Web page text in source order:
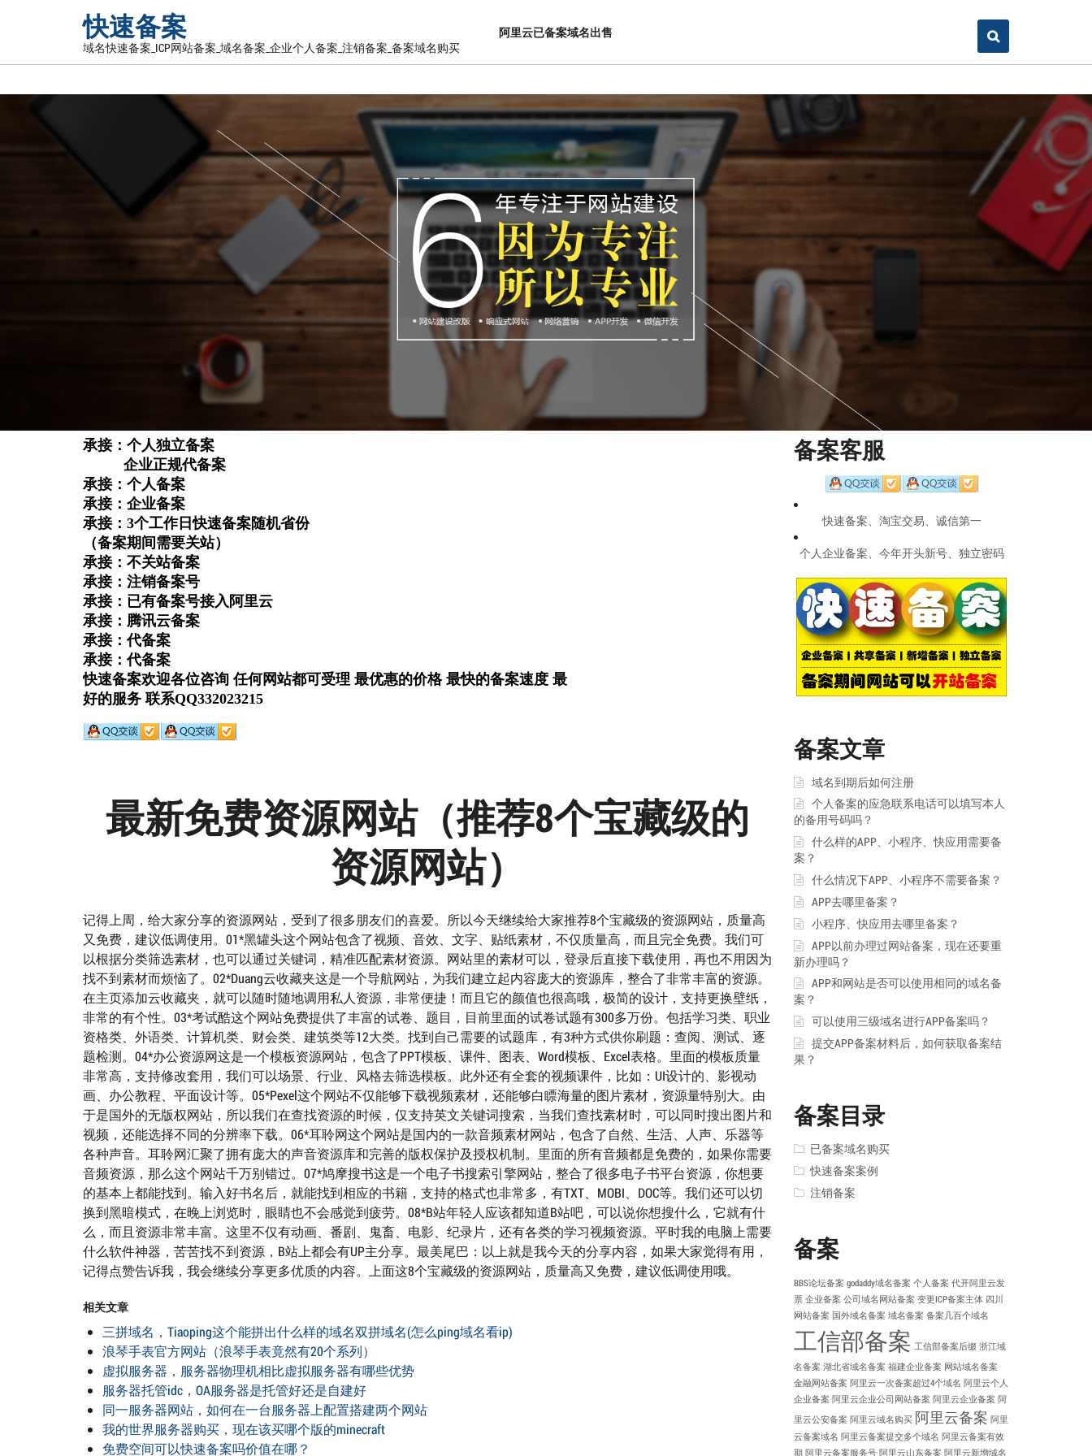
快速备案
域名快速备案_ICP网站备案_域名备案_企业个人备案_注销备案_备案域名购买
阿里云已备案域名出售
最新免费资源网站（推荐8个宝藏级的
资源网站）
记得上周，给大家分享的资源网站，受到了很多朋友们的喜爱。所以今天继续给大家推荐8个宝藏级的资源网站，质量高
又免费，建议低调使用。01*黑罐头这个网站包含了视频、音效、文字、贴纸素材，不仅质量高，而且完全免费。我们可
以根据分类筛选素材，也可以通过关键词，精准匹配素材资源。网站里的素材可以，登录后直接下载使用，再也不用因为
找不到素材而烦恼了。02*Duang云收藏夹这是一个导航网站，为我们建立起内容庞大的资源库，整合了非常丰富的资源。
在主页添加云收藏夹，就可以随时随地调用私人资源，非常便捷！而且它的颜值也很高哦，极简的设计，支持更换壁纸，
非常的有个性。03*考试酷这个网站免费提供了丰富的试卷、题目，目前里面的试卷试题有300多万份。包括学习类、职业
资格类、外语类、计算机类、财会类、建筑类等12大类。找到自己需要的试题库，有3种方式供你刷题：查阅、测试、逐
题检测。04*办公资源网这是一个模板资源网站，包含了PPT模板、课件、图表、Word模板、Excel表格。里面的模板质量
非常高，支持修改套用，我们可以场景、行业、风格去筛选模板。此外还有全套的视频课件，比如：UI设计的、影视动
画、办公教程、平面设计等。05*Pexel这个网站不仅能够下载视频素材，还能够白瞟海量的图片素材，资源量特别大。由
于是国外的无版权网站，所以我们在查找资源的时候，仅支持英文关键词搜索，当我们查找素材时，可以同时搜出图片和
视频，还能选择不同的分辨率下载。06*耳聆网这个网站是国内的一款音频素材网站，包含了自然、生活、人声、乐器等
各种声音。耳聆网汇聚了拥有庞大的声音资源库和完善的版权保护及授权机制。里面的所有音频都是免费的，如果你需要
音频资源，那么这个网站千万别错过。07*鸠摩搜书这是一个电子书搜索引擎网站，整合了很多电子书平台资源，你想要
的基本上都能找到。输入好书名后，就能找到相应的书籍，支持的格式也非常多，有TXT、MOBI、DOC等。我们还可以切
换到黑暗模式，在晚上浏览时，眼睛也不会感觉到疲劳。08*B站年轻人应该都知道B站吧，可以说你想搜什么，它就有什
么，而且资源非常丰富。这里不仅有动画、番剧、鬼畜、电影、纪录片，还有各类的学习视频资源。平时我的电脑上需要
什么软件神器，苦苦找不到资源，B站上都会有UP主分享。最美尾巴：以上就是我今天的分享内容，如果大家觉得有用，
记得点赞告诉我，我会继续分享更多优质的内容。上面这8个宝藏级的资源网站，质量高又免费，建议低调使用哦。
相关文章
三拼域名，Tiaoping这个能拼出什么样的域名双拼域名(怎么ping域名看ip)
浪琴手表官方网站（浪琴手表竟然有20个系列）
虚拟服务器，服务器物理机相比虚拟服务器有哪些优势
服务器托管idc，OA服务器是托管好还是自建好
同一服务器网站，如何在一台服务器上配置搭建两个网站
我的世界服务器购买，现在该买哪个版的minecraft
免费空间可以快速备案吗价值在哪？
备案客服
快速备案、淘宝交易、诚信第一
个人企业备案、今年开头新号、独立密码
备案文章
域名到期后如何注册
个人备案的应急联系电话可以填写本人
的备用号码吗？
什么样的APP、小程序、快应用需要备
案？
什么情况下APP、小程序不需要备案？
APP去哪里备案？
小程序、快应用去哪里备案？
APP以前办理过网站备案，现在还要重
新办理吗？
APP和网站是否可以使用相同的域名备
案？
可以使用三级域名进行APP备案吗？
提交APP备案材料后，如何获取备案结
果？
备案目录
已备案域名购买
快速备案案例
注销备案
备案
BBS论坛备案 godaddy域名备案 个人备案 代开阿里云发
票 企业备案 公司域名网站备案 变更ICP备案主体 四川
网站备案 国外域名备案 域名备案 备案几百个域名
工信部备案 工信部备案后缀 浙江域
名备案 湖北省域名备案 福建企业备案 网站域名备案
金融网站备案 阿里云一次备案超过4个域名 阿里云个人
企业备案 阿里云企业公司网站备案 阿里云企业备案 阿
里云公安备案 阿里云域名购买 阿里云备案 阿里
云备案域名 阿里云备案提交多个域名 阿里云备案有效
期 阿里云备案服务号 阿里云山东备案 阿里云新增域名